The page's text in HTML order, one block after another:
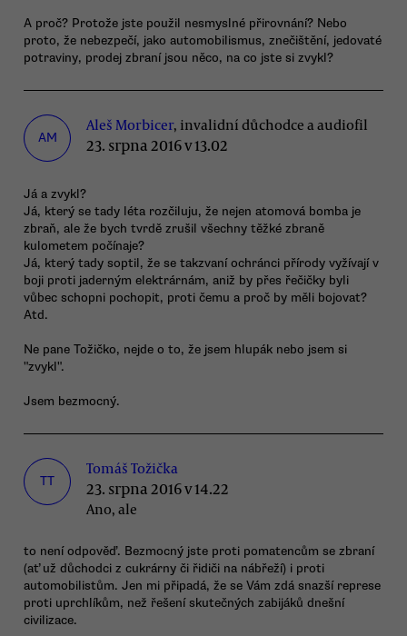
A proč? Protože jste použil nesmyslné přirovnání? Nebo
proto, že nebezpečí, jako automobilismus, znečištění, jedovaté
potraviny, prodej zbraní jsou něco, na co jste si zvykl?
AM
Aleš Morbicer, invalidní důchodce a audiofil
23. srpna 2016 v 13.02
Já a zvykl?
Já, který se tady léta rozčiluju, že nejen atomová bomba je
zbraň, ale že bych tvrdě zrušil všechny těžké zbraně
kulometem počínaje?
Já, který tady soptil, že se takzvaní ochránci přírody vyžívají v
boji proti jaderným elektrárnám, aniž by přes řečičky byli
vůbec schopni pochopit, proti čemu a proč by měli bojovat?
Atd.
Ne pane Tožičko, nejde o to, že jsem hlupák nebo jsem si
"zvykl".
Jsem bezmocný.
TT
Tomáš Tožička
23. srpna 2016 v 14.22
Ano, ale
to není odpověď. Bezmocný jste proti pomatencům se zbraní
(ať už důchodci z cukrárny či řidiči na nábřeží) i proti
automobilistům. Jen mi připadá, že se Vám zdá snazší represe
proti uprchlíkům, než řešení skutečných zabijáků dnešní
civilizace.